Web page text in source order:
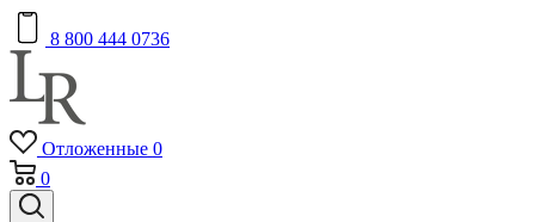
8 800 444 0736
Отложенные 0
0